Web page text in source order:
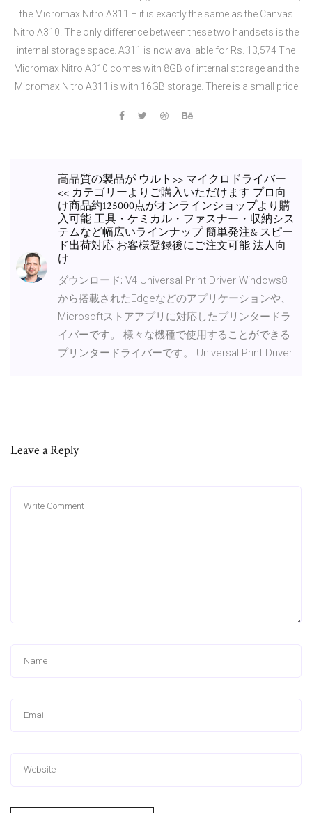
the Micromax Nitro A311 – it is exactly the same as the Canvas
Nitro A310. The only difference between these two handsets is the
internal storage space. A311 is now available for Rs. 13,574 The
Micromax Nitro A310 comes with 8GB of internal storage and the
Micromax Nitro A311 is with 16GB storage. There is a small price
高品質の製品が ウルト>> マイクロドライバー
<< カテゴリーよりご購入いただけます プロ向
け商品約125000点がオンラインショップより購
入可能 工具・ケミカル・ファスナー・収納シス
テムなど幅広いラインナップ 簡単発注& スピー
ド出荷対応 お客様登録後にご注文可能 法人向
け
ダウンロード; V4 Universal Print Driver Windows8
から搭載されたEdgeなどのアプリケーションや、
Microsoftストアアプリに対応したプリンタードラ
イバーです。 様々な機種で使用することができる
プリンタードライバーです。 Universal Print Driver
Leave a Reply